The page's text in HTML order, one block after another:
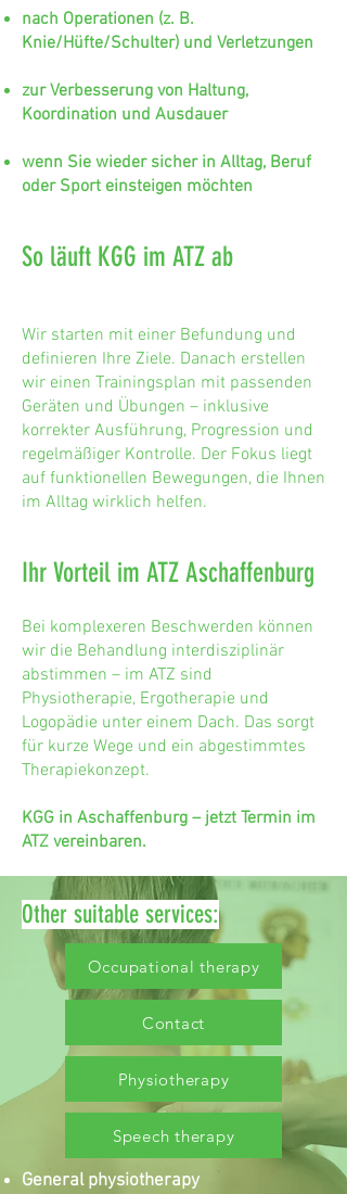
nach Operationen (z. B.
Knie/Hüfte/Schulter) und Verletzungen
zur Verbesserung von Haltung,
Koordination und Ausdauer
wenn Sie wieder sicher in Alltag, Beruf
oder Sport einsteigen möchten
So läuft KGG im ATZ ab
Wir starten mit einer Befundung und
definieren Ihre Ziele. Danach erstellen
wir einen Trainingsplan mit passenden
Geräten und Übungen – inklusive
korrekter Ausführung, Progression und
regelmäßiger Kontrolle. Der Fokus liegt
auf funktionellen Bewegungen, die Ihnen
im Alltag wirklich helfen.
Ihr Vorteil im ATZ Aschaffenburg
Bei komplexeren Beschwerden können
wir die Behandlung interdisziplinär
abstimmen – im ATZ sind
Physiotherapie, Ergotherapie und
Logopädie unter einem Dach. Das sorgt
für kurze Wege und ein abgestimmtes
Therapiekonzept.
KGG in Aschaffenburg – jetzt Termin im
ATZ vereinbaren.
Other suitable services:
Occupational therapy
Contact
Physiotherapy
Speech therapy
General physiotherapy